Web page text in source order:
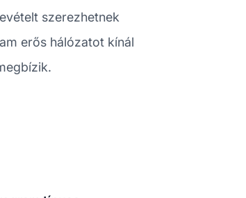
szerezhetnek
erős hálózatot kínál